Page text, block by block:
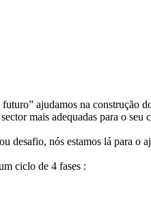
ajudamos na construção
mais adequadas para o seu
desafio, nós estamos lá para o
ciclo de 4 fases :